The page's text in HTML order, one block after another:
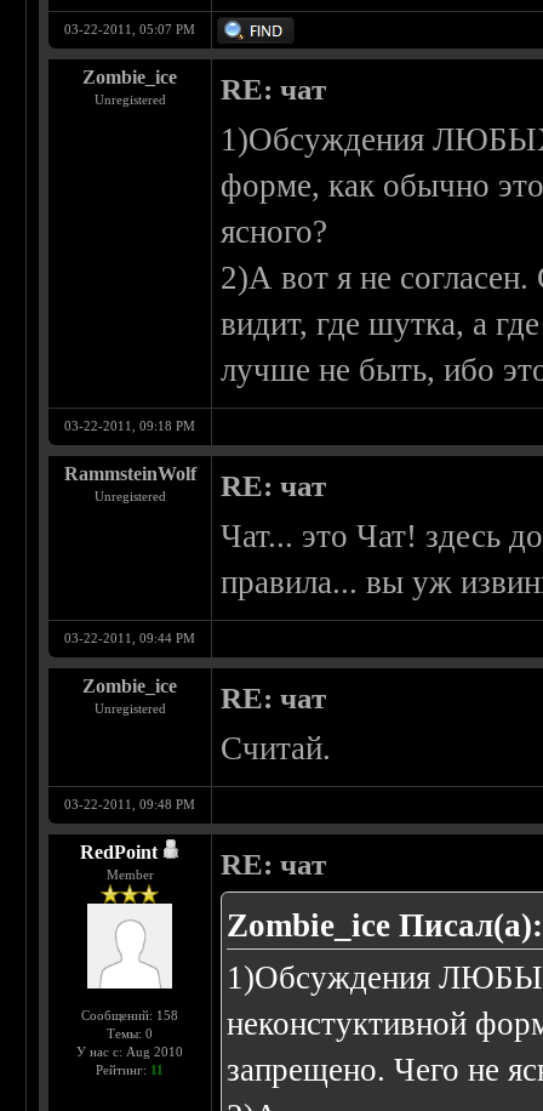
03-22-2011, 05:07 PM
Zombie_ice
Unregistered RE: чат
1)Обсуждения ЛЮБЫХ
форме, как обычно
ясного?
2)А вот я не
видит, где шутка, а
лучше не быть, ибо
03-22-2011, 09:18 PM
RammsteinWolf
Unregistered RE: чат
Чат... это Чат! здесь
правила... вы уж
03-22-2011, 09:44 PM
Zombie_ice
Unregistered RE: чат
Считай.
03-22-2011, 09:48 PM
RedPoint
Member
Сообщений: 158
Темы: 0
У нас с: Aug 2010
Рейтинг: 11
RE: чат
Zombie_ice Писал(а):
1)Обсуждения
неконстуктивной
запрещено. Чего не